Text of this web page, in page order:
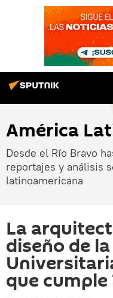
América
Desde el Río Bravo
reportajes y análisis
latinoamericana
La
diseño de
que cumple